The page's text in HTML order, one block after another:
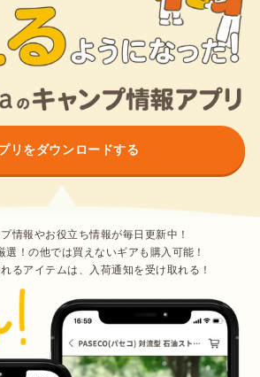
リをダウンロードする
情報やお役立ち情報が毎日更新中！
選！の他では買えないギアも購入可能！
るアイテムは、入荷通知を受け取れる！